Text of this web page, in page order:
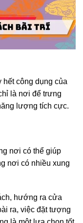
hết công dụng của
là nơi để trưng
lượng tích cực.
nơi có thể giúp
nơi có nhiều xung
hướng ra cửa
ra, việc đặt tượng